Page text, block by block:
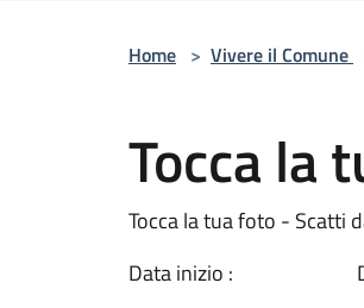
Home > Vivere il Comune
Tocca la
Tocca la tua foto - Scatti
Data inizio :